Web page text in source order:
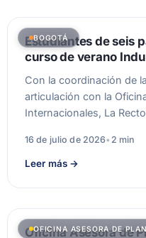
BOGOTÁ
Estudiantes de seis
curso de verano
Con la coordinación de
articulación con la
Internacionales, La
16 de julio de 2026• 2 min
Leer más →
OFICINA ASESORA DE
Oficina Asesora de